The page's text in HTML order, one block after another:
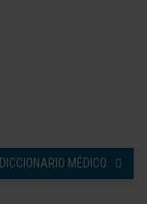
DICCIONARIO MÉDICO